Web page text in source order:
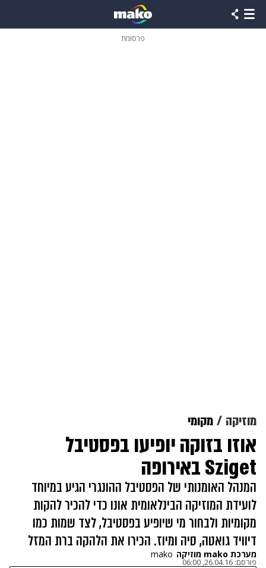
פרסומת
מוזיקה מקומי
אוזו בזוקה יופיעו בפסטיבל
Sziget באירופה
המנהל האומנותי של הפסטיבל ההונגרי הגיע במיוחד
לועידת המוזיקה הבינלאומית אונו כדי להכיר להקות
מקומיות ולבחור מי שיופיע בפסטיבל, לצד שמות כמו
דיוויד גואטה, סיה ומיוז. הכירו את הלהקה ברת המזל
מערכת mako מוזיקה mako
פורסם: 26.04.16, 06:00